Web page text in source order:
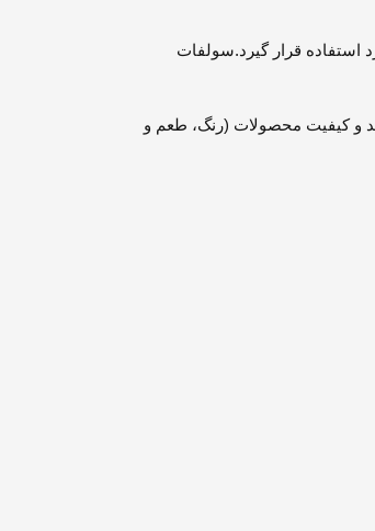
قرار گیرد.سولفات
و کیفیت محصولات (رنگ، طعم و